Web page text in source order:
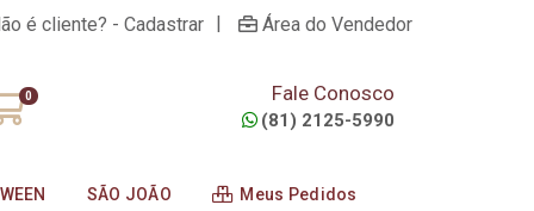
é cliente? - Cadastrar | Área do Vendedor
0 Fale Conosco
(81) 2125-5990
SÃO JOÃO Meus Pedidos